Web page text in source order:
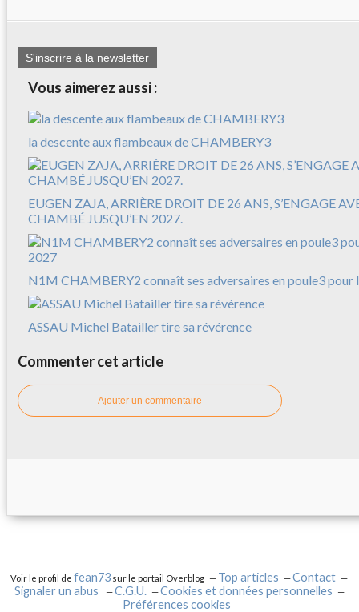
S'inscrire à la newsletter
Vous aimerez aussi :
la descente aux flambeaux de CHAMBERY3
EUGEN ZAJA, ARRIÈRE DROIT DE 26 ANS, S’ENGAGE
CHAMBÉ JUSQU’EN 2027.
N1M CHAMBERY2 connaît ses adversaires en poule3 pour
ASSAU Michel Batailler tire sa révérence
Commenter cet article
Ajouter un commentaire
Voir le profil defean73 sur le portail Overblog Top articles
Contact
Signaler un abus
C.G.U.
Cookies et données personnelles
Préférences cookies